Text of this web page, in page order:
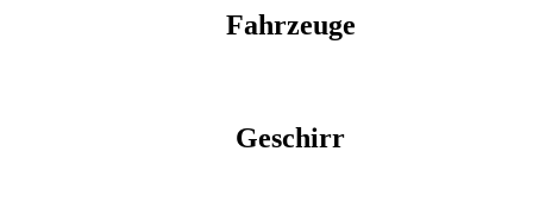
Fahrzeuge
Geschirr